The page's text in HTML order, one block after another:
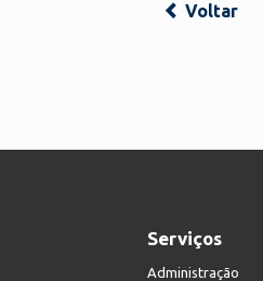
Voltar
Serviços
Administração